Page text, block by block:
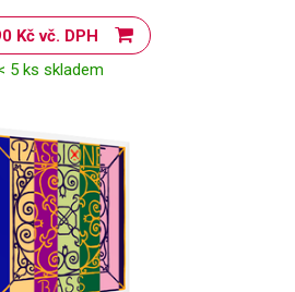
9 690 Kč vč. DPH
5 ks skladem